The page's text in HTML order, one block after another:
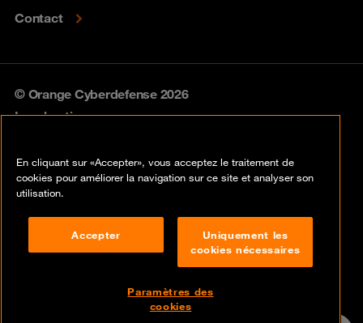
Contact
© Orange Cyberdefense 2026
Legal notice
Vulnerability policy
Cookie policy
Compliance
En cliquant sur «Accepter», vous acceptez le traitement de
cookies pour améliorer la navigation sur ce site et analyser son
utilisation.
Accepter
Uniquement les
cookies nécessaires
Paramètres des
cookies